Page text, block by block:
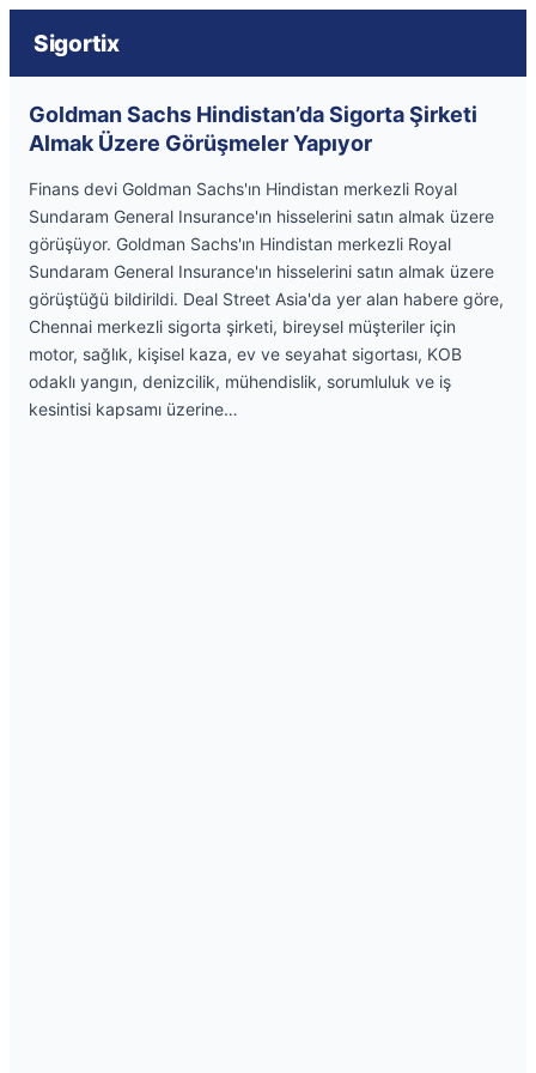
Sigortix
Goldman Sachs Hindistan’da Sigorta Şirketi
Almak Üzere Görüşmeler Yapıyor
Finans devi Goldman Sachs'ın Hindistan merkezli Royal
Sundaram General Insurance'ın hisselerini satın almak üzere
görüşüyor. Goldman Sachs'ın Hindistan merkezli Royal
Sundaram General Insurance'ın hisselerini satın almak üzere
görüştüğü bildirildi. Deal Street Asia'da yer alan habere göre,
Chennai merkezli sigorta şirketi, bireysel müşteriler için
motor, sağlık, kişisel kaza, ev ve seyahat sigortası, KOB
odaklı yangın, denizcilik, mühendislik, sorumluluk ve iş
kesintisi kapsamı üzerine…